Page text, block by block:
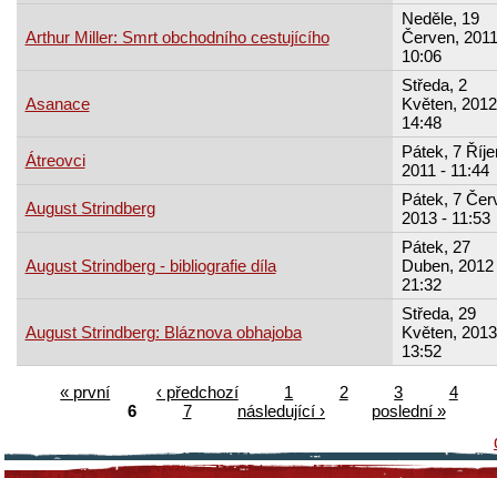
Arthur Miller: Smrt obchodního cestujícího
Neděle, 19
Červen,
10:06
Asanace
Středa, 2
Květen,
14:48
Átreovci
Pátek, 7
2011 - 11:44
August Strindberg
Pátek, 7
2013 - 11:53
August Strindberg - bibliografie díla
Pátek, 27
Duben, 2012
21:32
August Strindberg: Bláznova obhajoba
Středa, 29
Květen,
13:52
« první ‹ předchozí 1 2 3
4
6
7 následující ›
poslední »